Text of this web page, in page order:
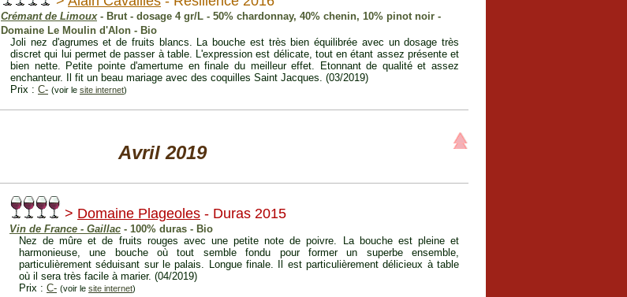
Crémant de Limoux- Brut - dosage 4 gr/L - 50% chardonnay, 40% chenin, 10% pinot noir -
Domaine Le Moulin d'Alon - Bio
Joli nez d'agrumes et de fruits blancs. La bouche est très bien équilibrée avec un dosage très
discret qui lui permet de passer à table. L'expression est délicate, tout en étant assez présente et
bien nette. Petite pointe d'amertume en finale du meilleur effet. Etonnant de qualité et assez
enchanteur. Il fit un beau mariage avec des coquilles Saint Jacques. (03/2019)
Prix : C- (voir le site internet)
Avril 2019
> Domaine Plageoles - Duras 2015
Vin de France - Gaillac - 100% duras - Bio
Nez de mûre et de fruits rouges avec une petite note de poivre. La bouche est pleine et
harmonieuse, une bouche où tout semble fondu pour former un superbe ensemble,
particulièrement séduisant sur le palais. Longue finale. Il est particulièrement délicieux à table
où il sera très facile à marier. (04/2019)
Prix : C- (voir le site internet)